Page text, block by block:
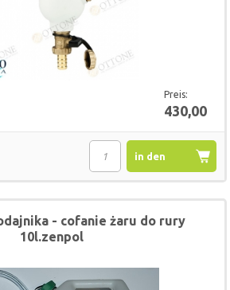
Preis:
430,00
in den
- cofanie żaru do rury
10l.zenpol